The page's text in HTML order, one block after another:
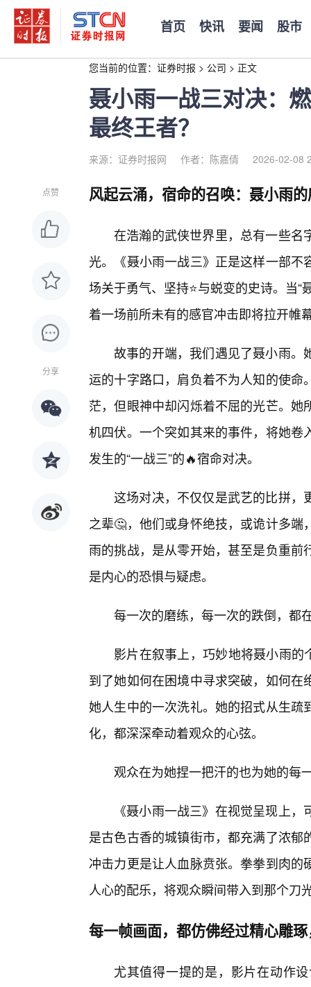
首页 快讯 要闻 股市
您当前的位置： 证券时报 > 公司 > 正文
聂小雨一战三对决：
最终王者？
来源：证券时报网 作者：陈嘉倩 2026-02-08
点赞
分享
风起云涌，宿命的召唤：聂小雨
在浩瀚的武侠世界里，总有一些名
光。《聂小雨一战三》正是这样一部
场关于勇气、坚持⭐与蜕变的史诗。当
着一场前所未有的感官冲击即将拉开帷
故事的开端，我们遇见了聂小雨。
运的十字路口，肩负着不为人知的使
茫，但眼神中却闪烁着不屈的光芒。
机四伏。一个突如其来的事件，将她
发生的“一战三”的🔥宿命对决。
这场对决，不仅仅是武艺的比拼，
之辈🤔，他们或身怀绝技，或诡计多
雨的挑战，是从零开始，甚至是负重
是内心的恐惧与疑虑。
每一次的磨练，每一次的跌倒，都
影片在叙事上，巧妙地将聂小雨
到了她如何在困境中寻求突破，如何
她人生中的一次洗礼。她的招式从生
化，都深深牵动着观众的心弦。
观众在为她捏一把汗的也为她的每
《聂小雨一战三》在视觉呈现上
是古色古香的城镇街市，都充满了浓
冲击力更是让人血脉贲张。拳拳到肉
人心的配乐，将观众瞬间带入到那个刀
每一帧画面，都仿佛经过精心雕
尤其值得一提的是，影片在动作